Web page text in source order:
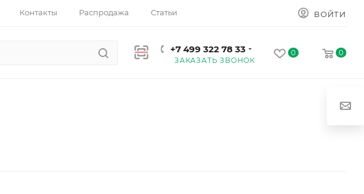
Контакты Распродажа Статьи ВОЙТИ
+7 499 322 78 33
ЗАКАЗАТЬ ЗВОНОК
0 0